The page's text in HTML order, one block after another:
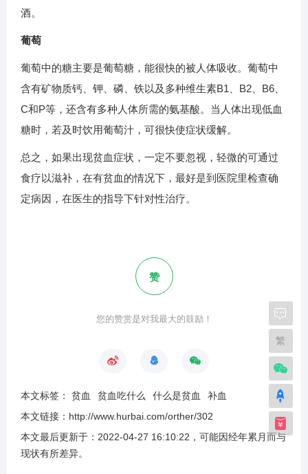
酒。
葡萄
葡萄中的糖主要是葡萄糖，能很快的被人体吸收。葡萄中
含有矿物质钙、钾、磷、铁以及多种维生素B1、B2、B6、
C和P等，还含有多种人体所需的氨基酸。当人体出现低血
糖时，若及时饮用葡萄汁，可很快使症状缓解。
总之，如果出现贫血症状，一定不要忽视，轻微的可通过
食疗以滋补，在有贫血的情况下，最好是到医院里检查确
定病因，在医生的指导下针对性治疗。
赞
您的赞赏是对我最大的鼓励！
本文标签： 贫血 贫血吃什么 什么是贫血
补血
本文链接： http://www.hurbai.com/orther/302
本文最后更新于： 2022-04-27 16:10:22 ，可能因经年累月而与
现状有所差异。
繁